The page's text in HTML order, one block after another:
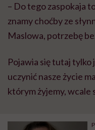
– Do tego zaspokaja
znamy choćby ze
Maslowa, potrzebę
Pojawia się tutaj
uczynić nasze życie
którym żyjemy, wcale